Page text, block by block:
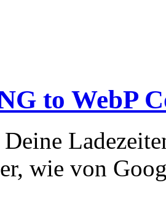
to WebP
Deine
wie von